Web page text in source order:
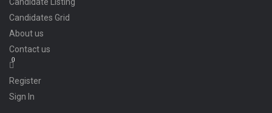
Candidate Listing
Candidates Grid
About us
Contact us
0
Register
Sign In